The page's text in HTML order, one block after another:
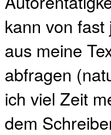
kann von
aus meine
abfragen
ich viel Zeit
dem